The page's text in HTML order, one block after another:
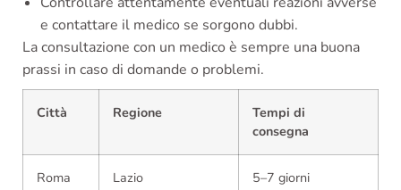
e contattare il medico se sorgono dubbi.
La consultazione con un medico è sempre una buona
prassi in caso di domande o problemi.
Città Regione
Tempi di
consegna
Roma Lazio 5–7 giorni